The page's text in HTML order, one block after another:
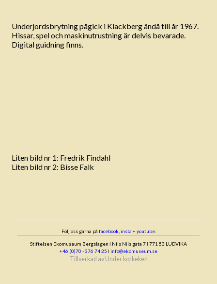
Underjordsbrytning pågick i Klackberg ändå till år 1967.
Hissar, spel och maskinutrustning är delvis bevarade.
Digital guidning finns.
Liten bild nr 1: Fredrik Findahl
Liten bild nr 2: Bisse Falk
Följ oss gärna på facebook insta + youtube.
Stiftelsen Ekomuseum Bergslagen ǀ Nils Nils gata 7 ǀ 771 53 LUDVIKA
+46 (0)70 - 376 74 25 ǀ info@ekomuseum.se
Tillverkad av Under korkeken